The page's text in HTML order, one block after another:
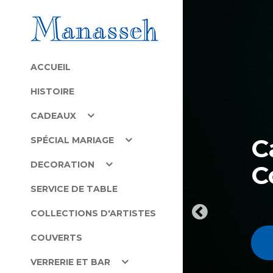
ACCUEIL
HISTOIRE
CADEAUX
SPÉCIAL MARIAGE
DECORATION
SERVICE DE TABLE
COLLECTIONS D'ARTISTES
COUVERTS
VERRERIE ET BAR